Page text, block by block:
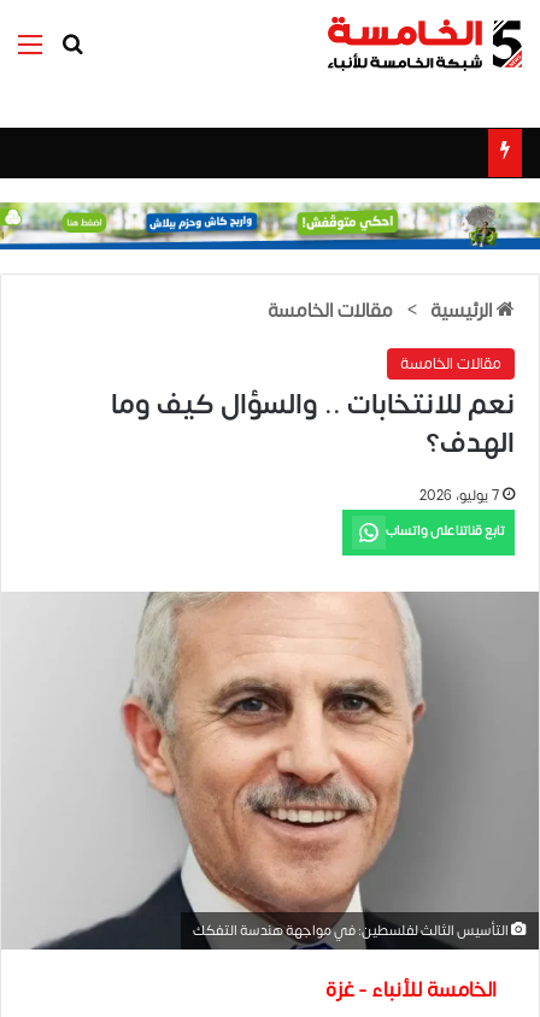
بحث عن
الرئيسية > مقالات الخامسة
مقالات الخامسة
نعم للانتخابات .. والسؤال كيف وما
الهدف؟
7 يوليو، 2026
تابع قناتنا على واتساب
التأسيس الثالث لفلسطين: في مواجهة هندسة التفكك
الخامسة للأنباء - غزة